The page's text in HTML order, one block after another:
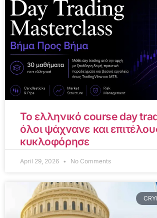
Το ελληνικό course day
όλοι ψάχνανε και
κυκλοφόρησε
April 29, 2026 No Comments